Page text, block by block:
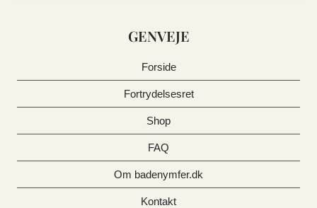
på
GENVEJE
Forside
Fortrydelsesret
Shop
FAQ
Om badenymfer.dk
Kontakt